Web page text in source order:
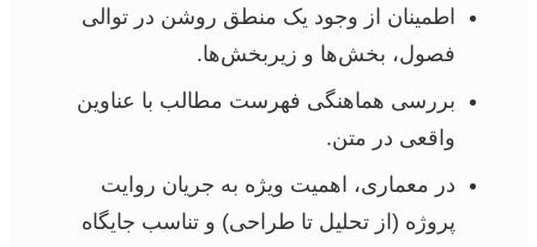
اطمینان از وجود یک منطق روشن در توالی
فصول، بخش‌ها و زیربخش‌ها.
بررسی هماهنگی فهرست مطالب با عناوین
واقعی در متن.
در معماری، اهمیت ویژه به جریان روایت
پروژه (از تحلیل تا طراحی) و تناسب جایگاه